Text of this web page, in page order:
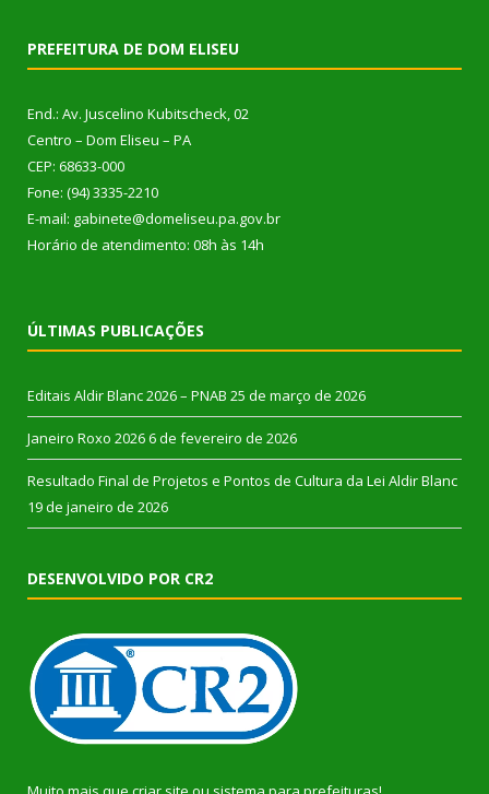
PREFEITURA DE DOM ELISEU
End.: Av. Juscelino Kubitscheck, 02
Centro – Dom Eliseu – PA
CEP: 68633-000
Fone: (94) 3335-2210
E-mail: gabinete@domeliseu.pa.gov.br
Horário de atendimento: 08h às 14h
ÚLTIMAS PUBLICAÇÕES
Editais Aldir Blanc 2026 – PNAB 25 de março de 2026
Janeiro Roxo 2026 6 de fevereiro de 2026
Resultado Final de Projetos e Pontos de Cultura da Lei Aldir Blanc
19 de janeiro de 2026
DESENVOLVIDO POR CR2